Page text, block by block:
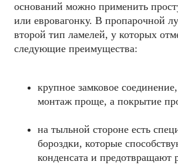
оснований можно применить
или евровагонку. В пропарочной
второй тип ламелей, у которых
следующие преимущества:
крупное замковое
монтаж проще, а покрытие
на тыльной стороне есть
бороздки, которые
конденсата и предотвращают